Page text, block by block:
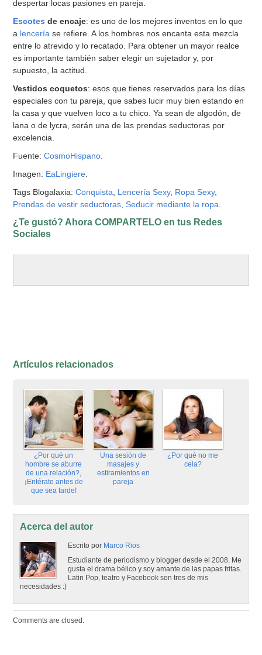
despertar locas pasiones en pareja.
Escotes de encaje: es uno de los mejores inventos en lo que
a lencería se refiere. A los hombres nos encanta esta mezcla
entre lo atrevido y lo recatado. Para obtener un mayor realce
es importante también saber elegir un sujetador y, por
supuesto, la actitud.
Vestidos coquetos: esos que tienes reservados para los días
especiales con tu pareja, que sabes lucir muy bien estando en
la casa y que vuelven loco a tu chico. Ya sean de algodón, de
lana o de lycra, serán una de las prendas seductoras por
excelencia.
Fuente:CosmoHispano
Imagen: EaLingiere
Tags Blogalaxia:Conquista Lencería Sexy, Ropa Sexy,
Prendas de vestir seductoras ,Seducir mediante la ropa
¿Te gustó? Ahora COMPARTELO en tus Redes
Sociales
Artículos relacionados
¿Por qué un
hombre se aburre
de una relación?,
¡Entérate antes de
que sea tarde!
Una sesión de
masajes y
estiramientos en
pareja
¿Por qué no me
cela?
Acerca del autor
Escrito por Marco Rios
Estudiante de periodismo y blogger desde el 2008. Me
gusta el drama bélico y soy amante de las papas fritas.
Latin Pop, teatro y Facebook son tres de mis
necesidades :)
Comments are closed.